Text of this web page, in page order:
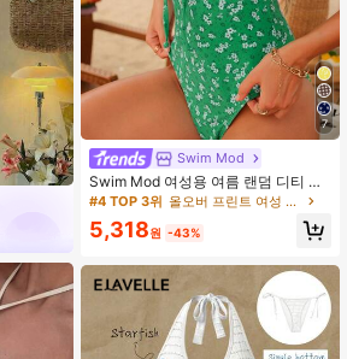
7
Swim Mod
Swim Mod 여성용 여름 랜덤 디티 플
로랄 캐미솔 1피스 수영복
#4 TOP 3위 올오버 프린트 여성 원피스
5,318원 -43%